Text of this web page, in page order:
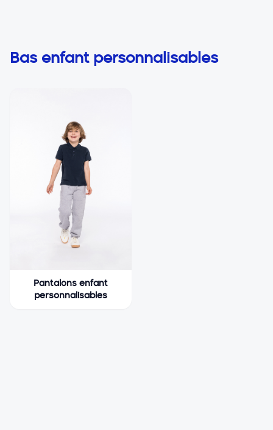
Bas enfant personnalisables
Pantalons enfant
personnalisables